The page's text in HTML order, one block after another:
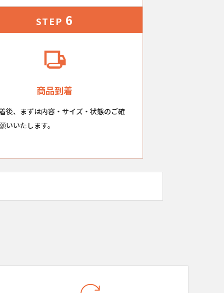
STEP 6
商品到着
後、まずは内容・サイズ・状態のご確
いいたします。